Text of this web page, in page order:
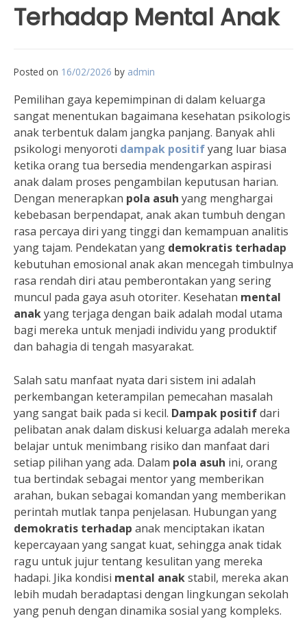
Terhadap Mental Anak
Posted on 16/02/2026 by admin
Pemilihan gaya kepemimpinan di dalam keluarga
sangat menentukan bagaimana kesehatan psikologis
anak terbentuk dalam jangka panjang. Banyak ahli
psikologi menyoroti dampak positifyang luar biasa
ketika orang tua bersedia mendengarkan aspirasi
anak dalam proses pengambilan keputusan harian.
Dengan menerapkan pola asuh yang menghargai
kebebasan berpendapat, anak akan tumbuh dengan
rasa percaya diri yang tinggi dan kemampuan analitis
yang tajam. Pendekatan yang demokratis terhadap
kebutuhan emosional anak akan mencegah timbulnya
rasa rendah diri atau pemberontakan yang sering
muncul pada gaya asuh otoriter. Kesehatan mental
anakyang terjaga dengan baik adalah modal utama
bagi mereka untuk menjadi individu yang produktif
dan bahagia di tengah masyarakat.
Salah satu manfaat nyata dari sistem ini adalah
perkembangan keterampilan pemecahan masalah
yang sangat baik pada si kecil. Dampak positifdari
pelibatan anak dalam diskusi keluarga adalah mereka
belajar untuk menimbang risiko dan manfaat dari
setiap pilihan yang ada. Dalam pola asuh ini, orang
tua bertindak sebagai mentor yang memberikan
arahan, bukan sebagai komandan yang memberikan
perintah mutlak tanpa penjelasan. Hubungan yang
demokratis terhadap anak menciptakan ikatan
kepercayaan yang sangat kuat, sehingga anak tidak
ragu untuk jujur tentang kesulitan yang mereka
hadapi. Jika kondisi mental anakstabil, mereka akan
lebih mudah beradaptasi dengan lingkungan sekolah
yang penuh dengan dinamika sosial yang kompleks.